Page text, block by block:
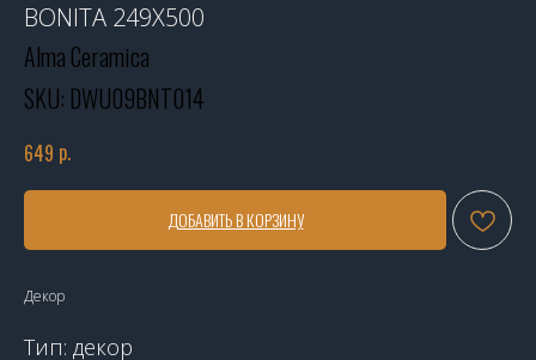
BONITA 249Х500
Alma Ceramica
SKU: DWU09BNT014
649 р.
ДОБАВИТЬ В КОРЗИНУ
Декор
Тип: декор